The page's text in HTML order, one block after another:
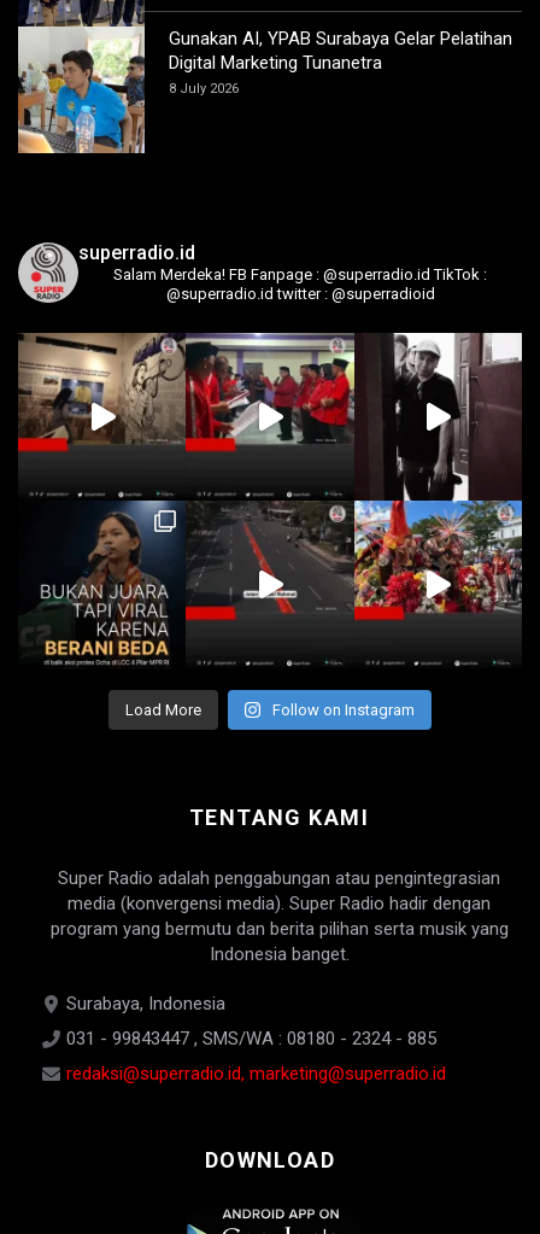
Gunakan AI, YPAB Surabaya Gelar Pelatihan
Digital Marketing Tunanetra
8 July 2026
superradio.id
Salam Merdeka! FB Fanpage : @superradio.id TikTok :
@superradio.id twitter : @superradioid
Load More Follow on Instagram
TENTANG KAMI
Super Radio adalah penggabungan atau pengintegrasian
media (konvergensi media). Super Radio hadir dengan
program yang bermutu dan berita pilihan serta musik yang
Indonesia banget.
Surabaya, Indonesia
031 - 99843447 , SMS/WA : 08180 - 2324 - 885
redaksi@superradio.id, marketing@superradio.id
DOWNLOAD